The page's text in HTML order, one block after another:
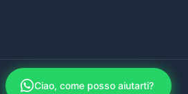
Ciao, come posso aiutarti?